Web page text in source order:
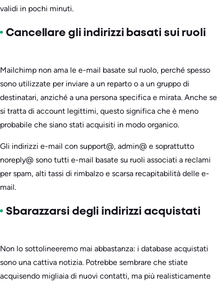
validi in pochi minuti.
Cancellare gli indirizzi basati sui ruoli
Mailchimp non ama le e-mail basate sul ruolo, perché spesso
sono utilizzate per inviare a un reparto o a un gruppo di
destinatari, anziché a una persona specifica e mirata. Anche se
si tratta di account legittimi, questo significa che è meno
probabile che siano stati acquisiti in modo organico.
Gli indirizzi e-mail con support@, admin@ e soprattutto
noreply@ sono tutti e-mail basate su ruoli associati a reclami
per spam, alti tassi di rimbalzo e scarsa recapitabilità delle e-
mail.
Sbarazzarsi degli indirizzi acquistati
Non lo sottolineeremo mai abbastanza: i database acquistati
sono una cattiva notizia. Potrebbe sembrare che stiate
acquisendo migliaia di nuovi contatti, ma più realisticamente